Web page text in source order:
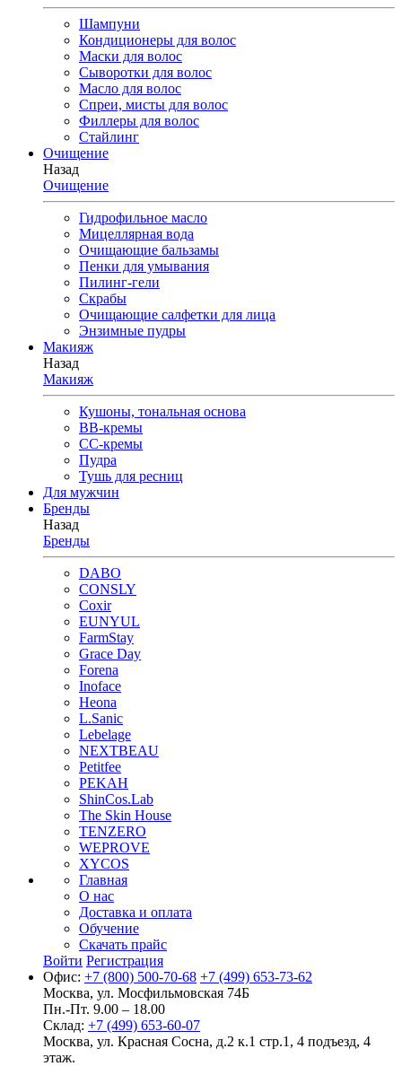
Шампуни
Кондиционеры для волос
Маски для волос
Сыворотки для волос
Масло для волос
Спреи, мисты для волос
Филлеры для волос
Стайлинг
Очищение
Назад
Очищение
Гидрофильное масло
Мицеллярная вода
Очищающие бальзамы
Пенки для умывания
Пилинг-гели
Скрабы
Очищающие салфетки для лица
Энзимные пудры
Макияж
Назад
Макияж
Кушоны, тональная основа
BB-кремы
CC-кремы
Пудра
Тушь для ресниц
Для мужчин
Бренды
Назад
Бренды
DABO
CONSLY
Coxir
EUNYUL
FarmStay
Grace Day
Forena
Inoface
Heona
L.Sanic
Lebelage
NEXTBEAU
Petitfee
PEKAH
ShinCos.Lab
The Skin House
TENZERO
WEPROVE
XYCOS
Главная
О нас
Доставка и оплата
Обучение
Скачать прайс
Войти Регистрация
Офис: +7 (800) 500-70-68 +7 (499) 653-73-62
Москва, ул. Мосфильмовская 74Б
Пн.-Пт. 9.00 – 18.00
Склад: +7 (499) 653-60-07
Москва, ул. Красная Сосна, д.2 к.1 стр.1, 4 подъезд, 4
этаж.